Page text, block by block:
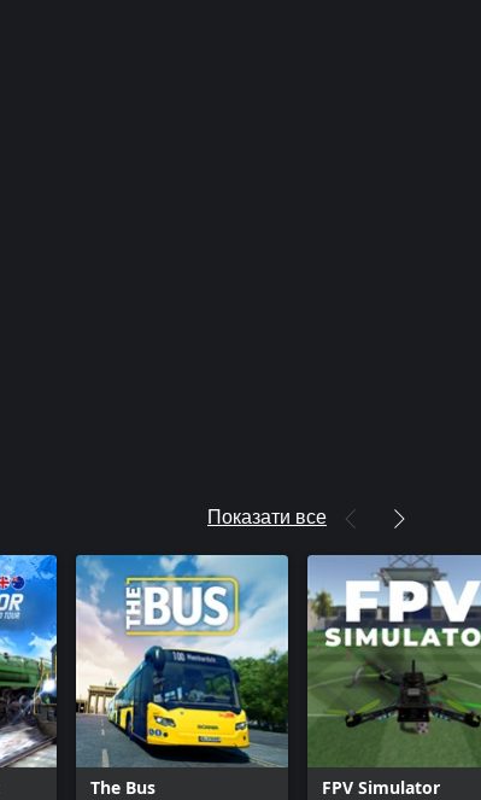
Показати все
The Bus FPV Simulator